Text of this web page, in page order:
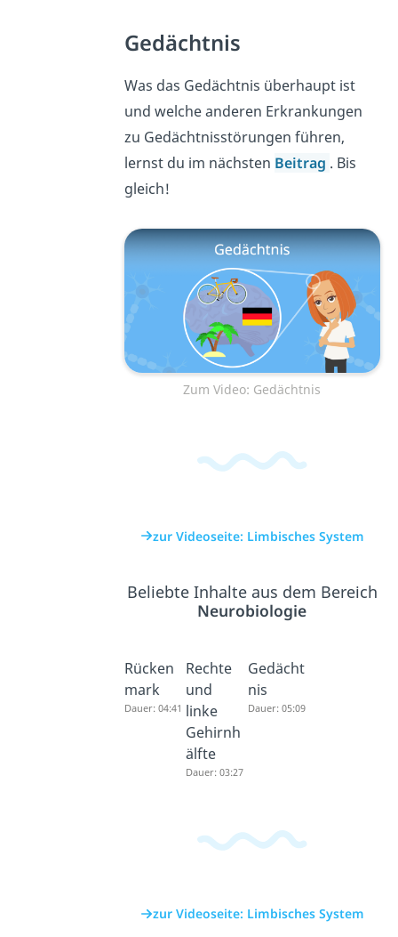
Gedächtnis
Was das Gedächtnis überhaupt ist
und welche anderen Erkrankungen
zu Gedächtnisstörungen führen,
lernst du im nächsten Beitrag . Bis
gleich!
Zum Video: Gedächtnis
zur Videoseite: Limbisches System
Beliebte Inhalte aus dem Bereich
Neurobiologie
Rücken
mark
Dauer: 04:41
Rechte
und
linke
Gehirnh
älfte
Dauer: 03:27
Gedächt
nis
Dauer: 05:09
zur Videoseite: Limbisches System